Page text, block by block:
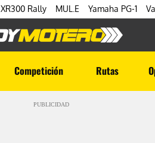
Rally MUL.E Yamaha PG-1
Competición Rutas
PUBLICIDAD